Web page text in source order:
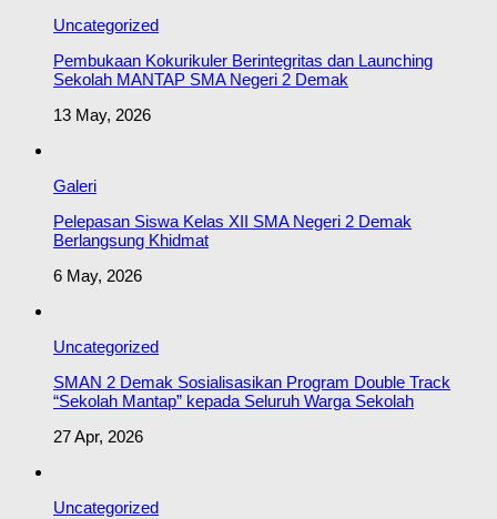
Uncategorized
Pembukaan Kokurikuler Berintegritas dan Launching
Sekolah MANTAP SMA Negeri 2 Demak
13 May, 2026
Galeri
Pelepasan Siswa Kelas XII SMA Negeri 2 Demak
Berlangsung Khidmat
6 May, 2026
Uncategorized
SMAN 2 Demak Sosialisasikan Program Double Track
“Sekolah Mantap” kepada Seluruh Warga Sekolah
27 Apr, 2026
Uncategorized